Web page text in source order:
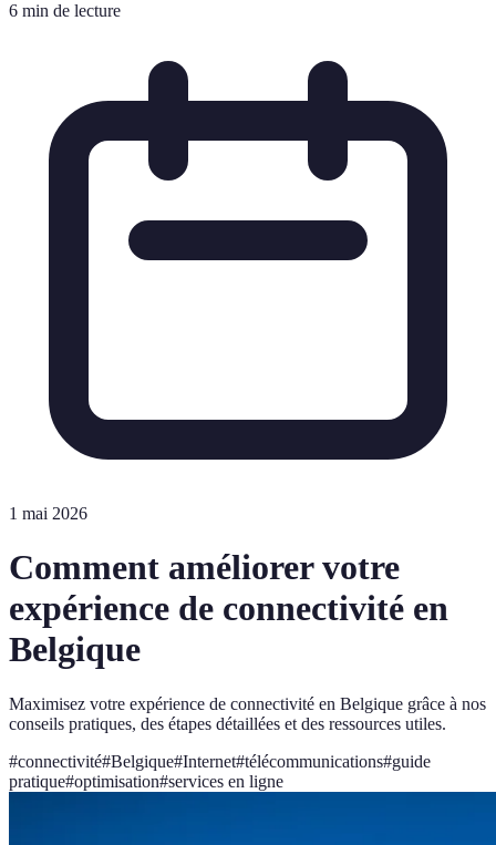
6 min de lecture
1 mai 2026
Comment améliorer votre
expérience de connectivité en
Belgique
Maximisez votre expérience de connectivité en Belgique grâce à nos
conseils pratiques, des étapes détaillées et des ressources utiles.
#connectivité#Belgique#Internet#télécommunications#guide
pratique#optimisation#services en ligne